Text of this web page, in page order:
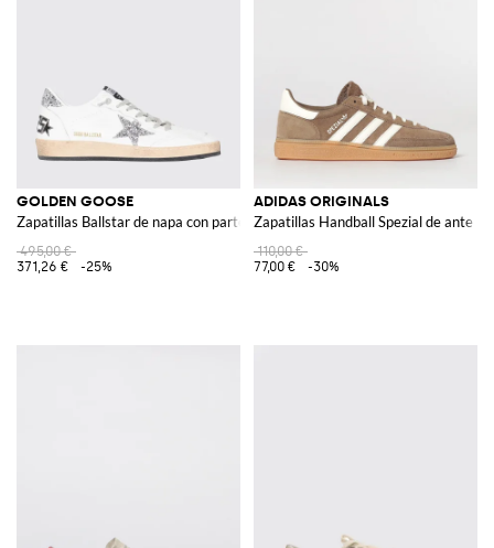
GOLDEN GOOSE
Zapatillas Ballstar de napa con parte superior y estrella de purpurina
495,00 €
371,26 €
-25%
ADIDAS ORIGINALS
Zapatillas Handball Spezial de ante
110,00 €
77,00 €
-30%